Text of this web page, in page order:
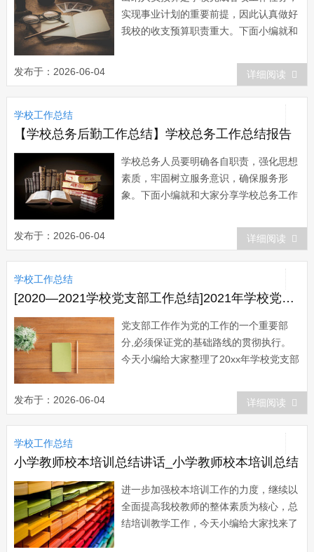
实现事业计划的重要前提，因此认真做好
我校的收支预算职责重大。下面小编就和
一下吧。 学校出纳人员工作总结
20xx年即将过去，今年，是我园成立两周
年，经过上学年及下学年的两次督导验
收，本年度顺利透过了深圳市规范化幼儿
园和深...
发布于：2026-06-04 详细阅读
学校工作总结
【学校总务后勤工作总结】学校总务工作总结报告
学校总务人员要明确各自职责，强化思想
素质，牢固树立服务意识，确保服务形
象。下面小编就和大家分享学校总务工作
总结 总务处在院党委和院行政的正确
领导下，全体人员共同努力、辛勤工作。
围绕“服务为本，保障优先”这一思想积极
发布于：2026-06-04 详细阅读
学校工作总结
[2020—2021学校党支部工作总结]2021年学校党支部工作总结
党支部工作作为党的工作的一个重要部
分,必须保证党的基础路线的贯彻执行。
今天小编给大家整理了20xx年学校党支部
学校党支部工作总结范文一 我南省小
学支部在县教育局党委的精神指导下，结
合我支部工作实际，开展了以下工作，现
就本支部的工作开展情况作如下总结：...
发布于：2026-06-04 详细阅读
学校工作总结
小学教师校本培训总结讲话_小学教师校本培训总结
进一步加强校本培训工作的力度，继续以
全面提高我校教师的整体素质为核心，总
结培训教学工作，今天小编给大家找来了